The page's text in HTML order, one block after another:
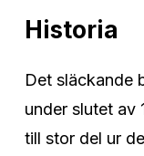
Historia
Det släckande
under slutet av
till stor del ur